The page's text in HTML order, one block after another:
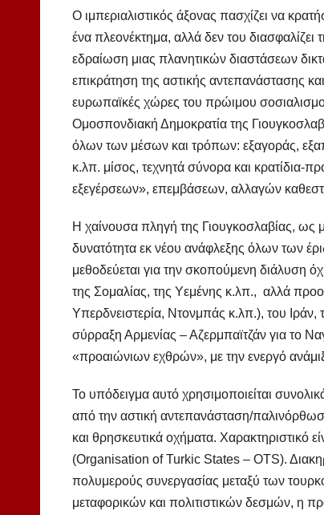
Ο ιμπεριαλιστικός άξονας πασχίζει να
ένα πλεονέκτημα, αλλά δεν του διασφαλίζει
εδραίωση μιας πλανητικών διαστάσεων
επικράτηση της αστικής αντεπανάστασης
ευρωπαϊκές χώρες του πρώιμου
Ομοσπονδιακή Δημοκρατία της
όλων των μέσων και τρόπων: εξαγοράς,
κ.λπ. μίσος, τεχνητά σύνορα και
εξεγέρσεων», επεμβάσεων, αλλαγών
Η χαίνουσα πληγή της Γιουγκοσλαβίας, ως
δυνατότητα εκ νέου ανάφλεξης όλων των
μεθοδεύεται για την σκοπούμενη διάλυση
της Σομαλίας, της Υεμένης κ.λπ., αλλά
Υπερδνειστερία, Ντονμπάς κ.λπ.), του Ιράν,
σύρραξη Αρμενίας – Αζερμπαϊτζάν για
«προαιώνιων εχθρών», με την ενεργό
Το υπόδειγμα αυτό χρησιμοποιείται
από την αστική αντεπανάσταση/
και θρησκευτικά οχήματα.
(Organisation of Turkic States – OTS).
πολυμερούς συνεργασίας μεταξύ των
μεταφορικών και πολιτιστικών δεσμών, η